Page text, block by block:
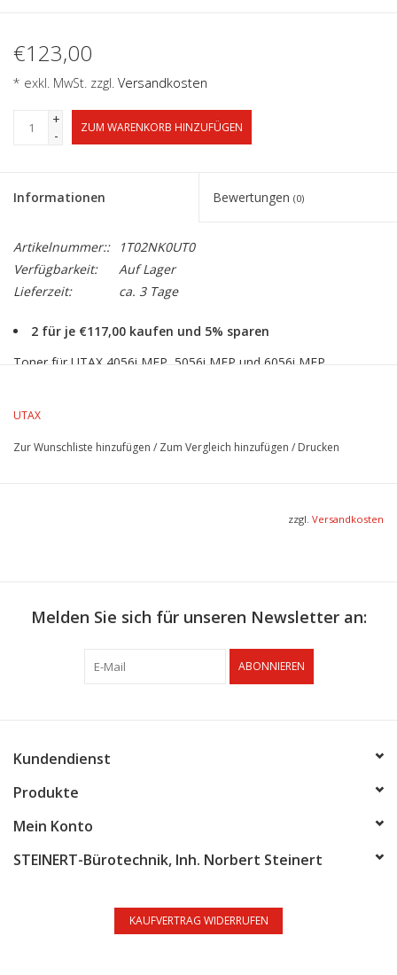
€123,00
* exkl. MwSt. zzgl. Versandkosten
+
-
ZUM WARENKORB HINZUFÜGEN
Informationen Bewertungen (0)
Artikelnummer::
1T02NK0UT0
Verfügbarkeit:
Auf Lager
Lieferzeit:
ca. 3 Tage
2 für je €117,00 kaufen und 5% sparen
Toner für UTAX 4056i MFP, 5056i MFP und 6056i MFP,
UTAX
Zur Wunschliste hinzufügen / Zum Vergleich hinzufügen / Drucken
zzgl. Versandkosten
Melden Sie sich für unseren Newsletter an:
ABONNIEREN
Kundendienst
Produkte
Mein Konto
STEINERT-Bürotechnik, Inh. Norbert Steinert
KAUFVERTRAG WIDERRUFEN